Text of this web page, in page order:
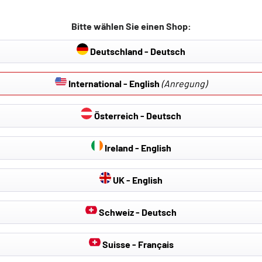
Auf Lager
DOKUMENTE & DOWNLOADS
T6 Bus (SGB, SGJ, SHB, SHJ), 04/2015-08/2024
SGH, SHA, SHH), 04/2015-08/2024
(SFD, SFE, SFL, SFZ, SJD, 04/2015-08/2024
Bitte wählen Sie einen Shop:
Deutschland - Deutsch
International - English (Anregung)
Österreich - Deutsch
Ireland - English
UK - English
Schweiz - Deutsch
Suisse - Français